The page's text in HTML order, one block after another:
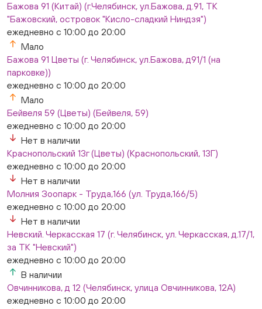
Бажова 91 (Китай) (г.Челябинск, ул.Бажова, д.91, ТК
"Бажовский, островок "Кисло-сладкий Ниндзя")
ежедневно с 10:00 до 20:00
Мало
Бажова 91 Цветы (г. Челябинск, ул.Бажова, д91/1 (на
парковке))
ежедневно с 10:00 до 20:00
Мало
Бейвеля 59 (Цветы) (Бейвеля, 59)
ежедневно с 10:00 до 20:00
Нет в наличии
Краснопольский 13г (Цветы) (Краснопольский, 13Г)
ежедневно с 10:00 до 20:00
Нет в наличии
Молния Зоопарк - Труда,166 (ул. Труда,166/5)
ежедневно с 10:00 до 20:00
Нет в наличии
Невский. Черкасская 17 (г. Челябинск, ул. Черкасская, д.17/1,
за ТК "Невский")
ежедневно с 10:00 до 20:00
В наличии
Овчинникова, д 12 (Челябинск, улица Овчинникова, 12А)
ежедневно с 10:00 до 20:00